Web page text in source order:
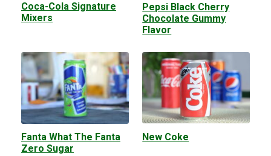
Coca-Cola Signature
Mixers
Pepsi Black Cherry
Chocolate Gummy
Flavor
Fanta What The Fanta
Zero Sugar
New Coke